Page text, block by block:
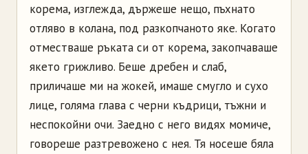
корема, изглежда, държеше нещо, пъхнато
отляво в колана, под разкопчаното яке. Когато
отместваше ръката си от корема, закопчаваше
якето грижливо. Беше дребен и слаб,
приличаше ми на жокей, имаше смугло и сухо
лице, голяма глава с черни къдрици, тъжни и
неспокойни очи. Заедно с него видях момиче,
говореше разтревожено с нея. Тя носеше бяла